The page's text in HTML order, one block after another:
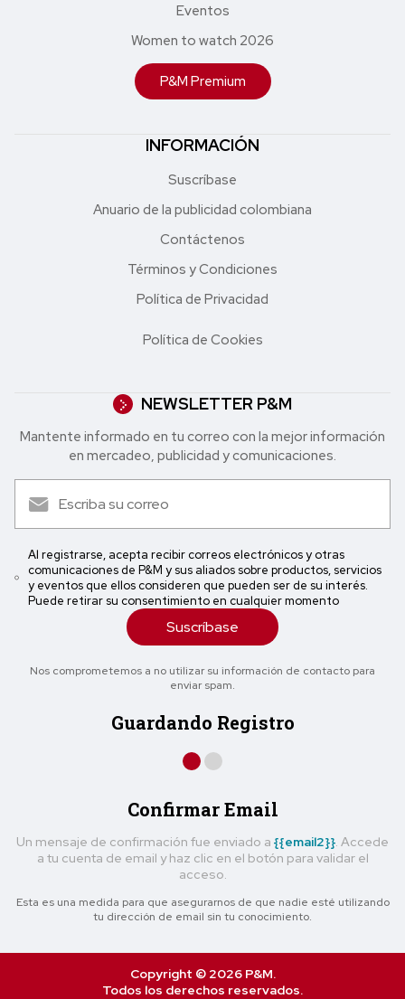
Eventos
Women to watch 2026
P&M Premium
INFORMACIÓN
Suscríbase
Anuario de la publicidad colombiana
Contáctenos
Términos y Condiciones
Política de Privacidad
Política de Cookies
NEWSLETTER P&M
Mantente informado en tu correo con la mejor in formación
en mercadeo, publicidad y comunicaciones.
Al registrarse, acepta recibir correos electrónicos y otras
comunicaciones de P&M y sus aliados sobre productos, servicios
y eventos que ellos consideren que pueden ser de su interés.
Puede retirar su consentimiento en cualquier momento
Suscríbase
Nos comprometemos a no utilizar su información de contacto para
enviar spam.
Guardando Registro
Confirmar Email
Un mensaje de confirmación fue enviado a {{email2}} . Accede
a tu cuenta de email y haz clic en el botón para validar el
acceso.
Esta es una medida para que asegurarnos de que nadie esté utilizando
tu dirección de email sin tu conocimiento.
Copyright © 2026 P&M.
Todos los derechos reservados.